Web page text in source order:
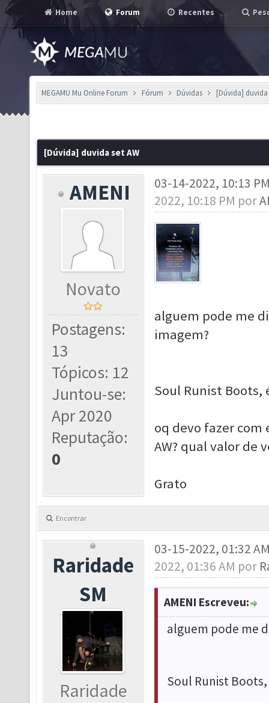
Home Forum Recentes
MEGAMU Mu Online Forum Fórum Dúvidas [Dúvida] duvida
[Dúvida] duvida set AW
AMENI
Novato
Postagens:
13
Tópicos: 12
Juntou-se:
Apr 2020
Reputação:
0
03-14-2022, 10:13
2022, 10:18 PM por
alguem pode me
imagem?
Soul Runist Boots,
oq devo fazer com
AW? qual valor de
Grato
Encontrar
Raridade
SM
Raridade
03-15-2022, 01:32
2022, 01:36 AM por
AMENI Escreveu:
alguem pode me
Soul Runist